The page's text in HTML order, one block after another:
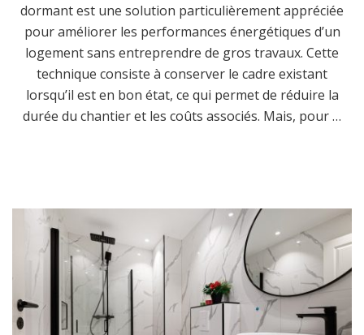
dormant est une solution particulièrement appréciée
pour améliorer les performances énergétiques d’un
logement sans entreprendre de gros travaux. Cette
technique consiste à conserver le cadre existant
lorsqu’il est en bon état, ce qui permet de réduire la
durée du chantier et les coûts associés. Mais, pour …